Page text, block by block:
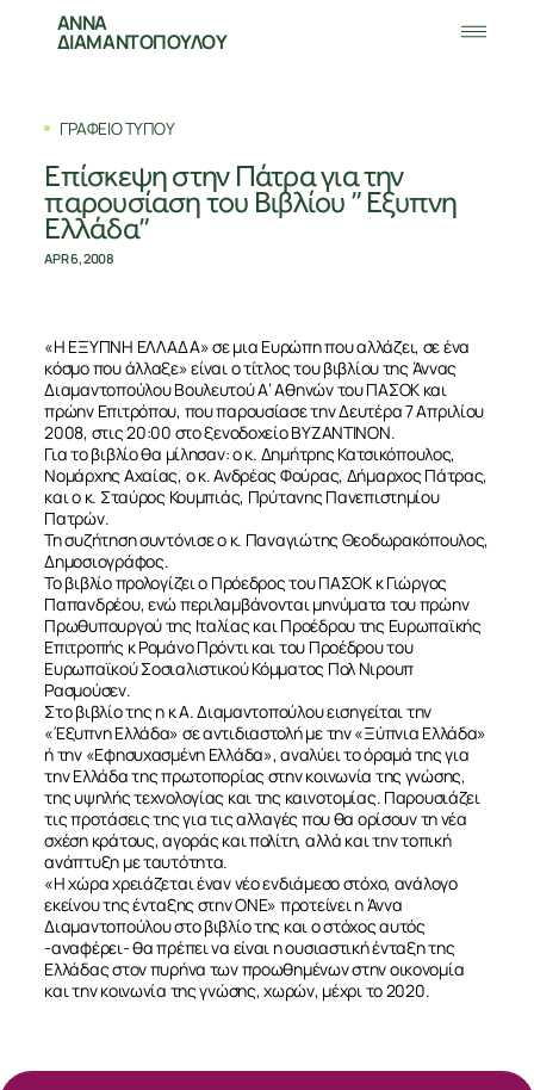
ΑΝΝΑ
ΔΙΑΜΑΝΤΟΠΟΥΛΟΥ
ΓΡΑΦΕΙΟ ΤΥΠΟΥ
Επίσκεψη στην Πάτρα για την
παρουσίαση του Βιβλίου ” Εξυπνη
Ελλάδα”
APR 6, 2008
«Η ΕΞΥΠΝΗ ΕΛΛΑΔΑ» σε μια Ευρώπη που αλλάζει, σε ένα
κόσμο που άλλαξε» είναι ο τίτλος του βιβλίου της Άννας
Διαμαντοπούλου Βουλευτού Α’ Αθηνών του ΠΑΣΟΚ και
πρώην Επιτρόπου, που παρουσίασε την Δευτέρα 7 Απριλίου
2008, στις 20:00 στο ξενοδοχείο ΒΥΖΑΝΤΙΝΟΝ.
Για το βιβλίο θα μίλησαν: ο κ. Δημήτρης Κατσικόπουλος,
Νομάρχης Αχαίας, ο κ. Ανδρέας Φούρας, Δήμαρχος Πάτρας,
και ο κ. Σταύρος Κουμπιάς, Πρύτανης Πανεπιστημίου
Πατρών.
Τη συζήτηση συντόνισε ο κ. Παναγιώτης Θεοδωρακόπουλος,
Δημοσιογράφος.
Το βιβλίο προλογίζει ο Πρόεδρος του ΠΑΣΟΚ κ Γιώργος
Παπανδρέου, ενώ περιλαμβάνονται μηνύματα του πρώην
Πρωθυπουργού της Ιταλίας και Προέδρου της Ευρωπαϊκής
Επιτροπής κ Ρομάνο Πρόντι και του Προέδρου του
Ευρωπαϊκού Σοσιαλιστικού Κόμματος Πολ Νιρουπ
Ρασμούσεν.
Στο βιβλίο της η κ Α. Διαμαντοπούλου εισηγείται την
«Έξυπνη Ελλάδα» σε αντιδιαστολή με την «Ξύπνια Ελλάδα»
ή την «Εφησυχασμένη Ελλάδα», αναλύει το όραμά της για
την Ελλάδα της πρωτοπορίας στην κοινωνία της γνώσης,
της υψηλής τεχνολογίας και της καινοτομίας. Παρουσιάζει
τις προτάσεις της για τις αλλαγές που θα ορίσουν τη νέα
σχέση κράτους, αγοράς και πολίτη, αλλά και την τοπική
ανάπτυξη με ταυτότητα.
«Η χώρα χρειάζεται έναν νέο ενδιάμεσο στόχο, ανάλογο
εκείνου της ένταξης στην ΟΝΕ» προτείνει η Άννα
Διαμαντοπούλου στο βιβλίο της και ο στόχος αυτός
-αναφέρει- θα πρέπει να είναι η ουσιαστική ένταξη της
Ελλάδας στον πυρήνα των προωθημένων στην οικονομία
και την κοινωνία της γνώσης, χωρών, μέχρι το 2020.